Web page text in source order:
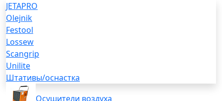
JETAPRO
Olejnik
Festool
Lossew
Scangrip
Unilite
Штативы/оснастка
Осушители воздуха